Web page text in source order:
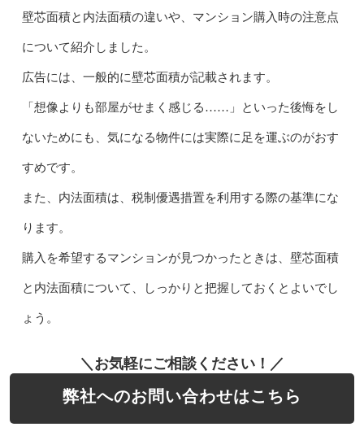
壁芯面積と内法面積の違いや、マンション購入時の注意点
について紹介しました。
広告には、一般的に壁芯面積が記載されます。
「想像よりも部屋がせまく感じる……」といった後悔をし
ないためにも、気になる物件には実際に足を運ぶのがおす
すめです。
また、内法面積は、税制優遇措置を利用する際の基準にな
ります。
購入を希望するマンションが見つかったときは、壁芯面積
と内法面積について、しっかりと把握しておくとよいでし
ょう。
＼お気軽にご相談ください！／
弊社へのお問い合わせはこちら